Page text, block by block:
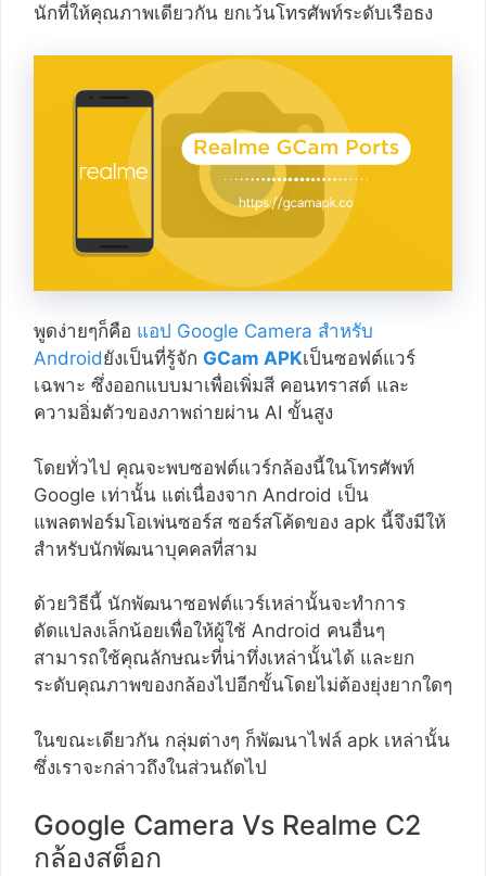
นักที่ให้คุณภาพเดียวกัน ยกเว้นโทรศัพท์ระดับเรือธง
พูดง่ายๆก็คือ แอป Google Camera สำหรับ
Androidยังเป็นที่รู้จัก GCam APKเป็นซอฟต์แวร์
เฉพาะ ซึ่งออกแบบมาเพื่อเพิ่มสี คอนทราสต์ และ
ความอิ่มตัวของภาพถ่ายผ่าน AI ขั้นสูง
โดยทั่วไป คุณจะพบซอฟต์แวร์กล้องนี้ในโทรศัพท์
Google เท่านั้น แต่เนื่องจาก Android เป็น
แพลตฟอร์มโอเพ่นซอร์ส ซอร์สโค้ดของ apk นี้จึงมีให้
สำหรับนักพัฒนาบุคคลที่สาม
ด้วยวิธีนี้ นักพัฒนาซอฟต์แวร์เหล่านั้นจะทำการ
ดัดแปลงเล็กน้อยเพื่อให้ผู้ใช้ Android คนอื่นๆ
สามารถใช้คุณลักษณะที่น่าทึ่งเหล่านั้นได้ และยก
ระดับคุณภาพของกล้องไปอีกขั้นโดยไม่ต้องยุ่งยากใดๆ
ในขณะเดียวกัน กลุ่มต่างๆ ก็พัฒนาไฟล์ apk เหล่านั้น
ซึ่งเราจะกล่าวถึงในส่วนถัดไป
Google Camera Vs Realme C2
กล้องสต็อก